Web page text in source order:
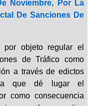
Noviembre, Por La
De Sanciones De
por objeto regular el
de Tráfico como
a través de edictos
a que dé lugar el
como consecuencia